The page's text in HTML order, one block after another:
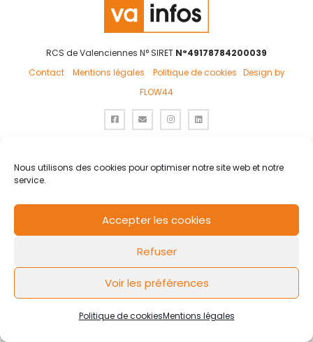
Nous utilisons des cookies pour optimiser notre site web et notre
service.
Accepter les cookies
Refuser
Voir les préférences
Politique de cookiesMentions légales
RCS de Valenciennes N° SIRET N°49178784200039
Contact
Mentions légales Politique de cookies Design by
FLOW44